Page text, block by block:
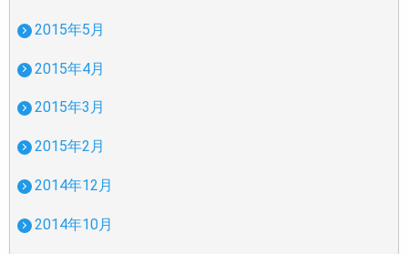
2015年5月
2015年4月
2015年3月
2015年2月
2014年12月
2014年10月